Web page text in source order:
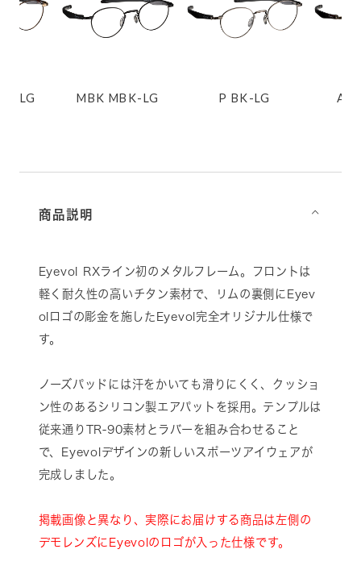
LG MBK MBK-LG P BK-LG
商品説明 ⌵
Eyevol RXライン初のメタルフレーム。フロントは
軽く耐久性の高いチタン素材で、リムの裏側にEyev
olロゴの彫金を施したEyevol完全オリジナル仕様で
す。
ノーズパッドには汗をかいても滑りにくく、クッショ
ン性のあるシリコン製エアパットを採用。テンプルは
従来通りTR-90素材とラバーを組み合わせること
で、Eyevolデザインの新しいスポーツアイウェアが
完成しました。
掲載画像と異なり、実際にお届けする商品は左側の
デモレンズにEyevolのロゴが入った仕様です。